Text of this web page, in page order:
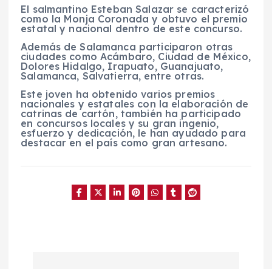
El salmantino Esteban Salazar se caracterizó
como la Monja Coronada y obtuvo el premio
estatal y nacional dentro de este concurso.
Además de Salamanca participaron otras
ciudades como Acámbaro, Ciudad de México,
Dolores Hidalgo, Irapuato, Guanajuato,
Salamanca, Salvatierra, entre otras.
Este joven ha obtenido varios premios
nacionales y estatales con la elaboración de
catrinas de cartón, también ha participado
en concursos locales y su gran ingenio,
esfuerzo y dedicación, le han ayudado para
destacar en el país como gran artesano.